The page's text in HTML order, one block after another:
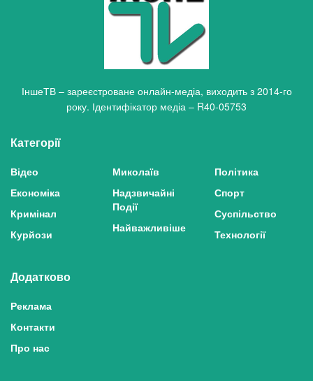
ІншеТВ – зареєстроване онлайн-медіа, виходить з 2014-го
року. Ідентифікатор медіа – R40-05753
Категорії
Відео
Економіка
Кримінал
Курйози
Миколаїв
Надзвичайні
Події
Найважливіше
Політика
Спорт
Суспільство
Технології
Додатково
Реклама
Контакти
Про нас